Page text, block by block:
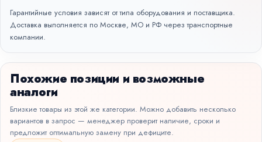
Гарантийные условия зависят от типа оборудования и поставщика.
Доставка выполняется по Москве, МО и РФ через транспортные
компании.
Похожие позиции и возможные
аналоги
Близкие товары из этой же категории. Можно добавить несколько
вариантов в запрос — менеджер проверит наличие, сроки и
предложит оптимальную замену при дефиците.